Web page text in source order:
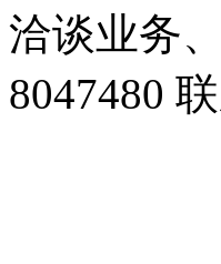
洽谈业务
8047480